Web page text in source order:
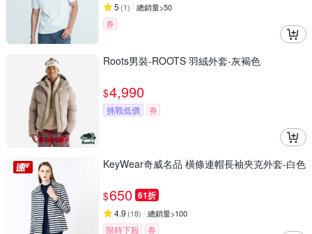
5 (1) 總銷量>50
券
Roots男裝-ROOTS 羽絨外套-灰褐色
$4,990
挑戰低價 券
KeyWear奇威名品 橫條連帽長袖夾克外套-白色
$650 61折
4.9 (18) 總銷量>100
限時下殺 券